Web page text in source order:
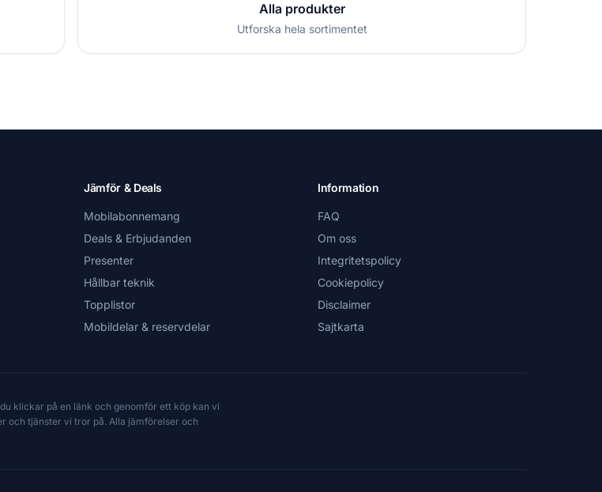
Alla produkter
Utforska hela sortimentet
Jämför & Deals
Mobilabonnemang
Deals & Erbjudanden
Presenter
Hållbar teknik
Topplistor
Mobildelar & reservdelar
Information
FAQ
Om oss
Integritetspolicy
Cookiepolicy
Disclaimer
Sajtkarta
klickar på en länk och genomför ett köp kan vi
och tjänster vi tror på. Alla jämförelser och